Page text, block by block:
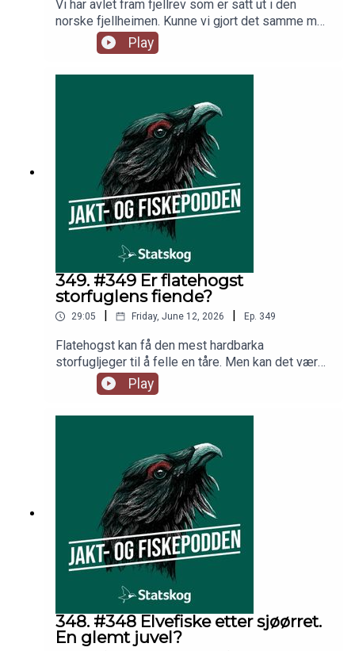
Vi har avlet fram fjellrev som er satt ut i den
norske fjellheimen. Kunne vi gjort det samme med
rype og øke bestanden? Rypedoktor Jo Inge
Breisjøberget svarer, mens fiskeekspert Espen
Farstad går gjennom vedlikehold av fiskeutstyret.
Play
349. #349 Er flatehogst
storfuglens fiende?
29:05 | Friday, June 12, 2026 | Ep. 349
Flatehogst kan få den mest hardbarka
storfugljeger til å felle en tåre. Men kan det være
at skinnet bedrar? Hvor mye vet vi egentlig om
storfugl og flatehogst? Per Wegge vet mer enn
de fleste etter tiår med forskning på
samtaler han med Jo Inge Breisjøberget
(Statskog), Espen Farstad (NJFF) og Trond
Gunnar Skillingstad (Statskog).
Play
348. #348 Elvefiske etter sjøørret.
En glemt juvel?